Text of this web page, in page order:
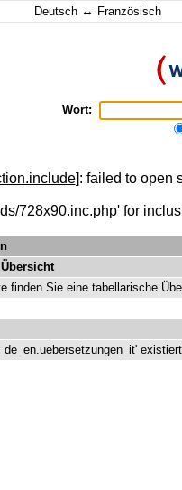
Deutsch ↔ Französisch
Wort:
]: failed to open
728x90.inc.php' for
finden Sie eine tabellarische